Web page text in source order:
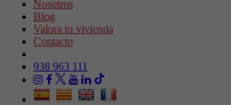
Nosotros
Blog
Valora tu vivienda
Contacto
938 963 111